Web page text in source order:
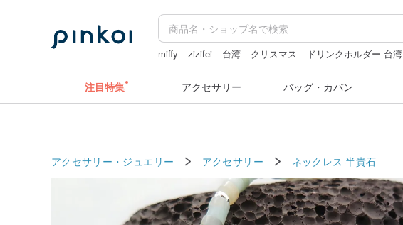
miffy zizifei 台湾 クリスマス ドリンクホルダー 台湾
注目特集 アクセサリー バッグ・カバン
アクセサリー・ジュエリー アクセサリー ネックレス 半貴石